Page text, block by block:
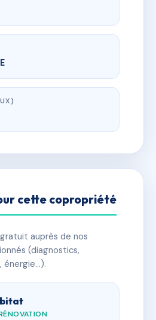
cette copropriété
auprès de nos
(diagnostics,
énergie…).